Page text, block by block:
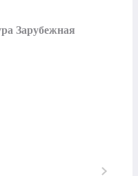
Зарубежная